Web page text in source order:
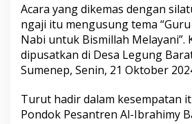
D
u
k
u
n
g
n
u
Acara yang dikemas dengan
ngaji itu mengusung tema
Nabi untuk Bismillah Melayani”.
dipusatkan di Desa Legung
Sumenep, Senin, 21 Oktober
Turut hadir dalam kesempatan
Pondok Pesantren Al-Ibrahimy